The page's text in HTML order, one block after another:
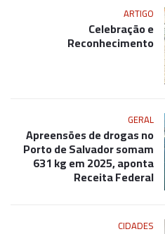
ARTIGO
Celebração e
Reconhecimento
GERAL
Apreensões de drogas no
Porto de Salvador somam
631 kg em 2025, aponta
Receita Federal
CIDADES